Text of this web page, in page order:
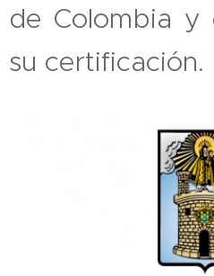
de Colombia y
su certificación.